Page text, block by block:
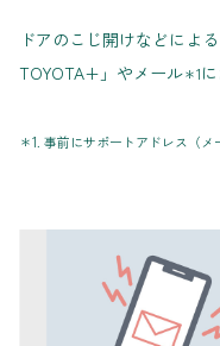
ドアのこじ開けなどによ
TOYOTA+」やメール＊1
＊1. 事前にサポートアドレス（メ